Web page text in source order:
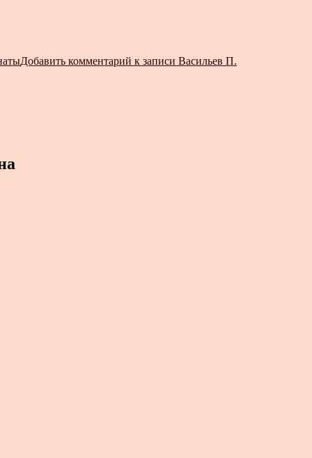
Добавить комментарий к записи Васильев П.